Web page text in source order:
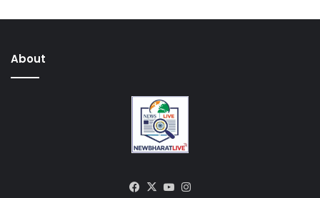
About
Facebook
X YouTube